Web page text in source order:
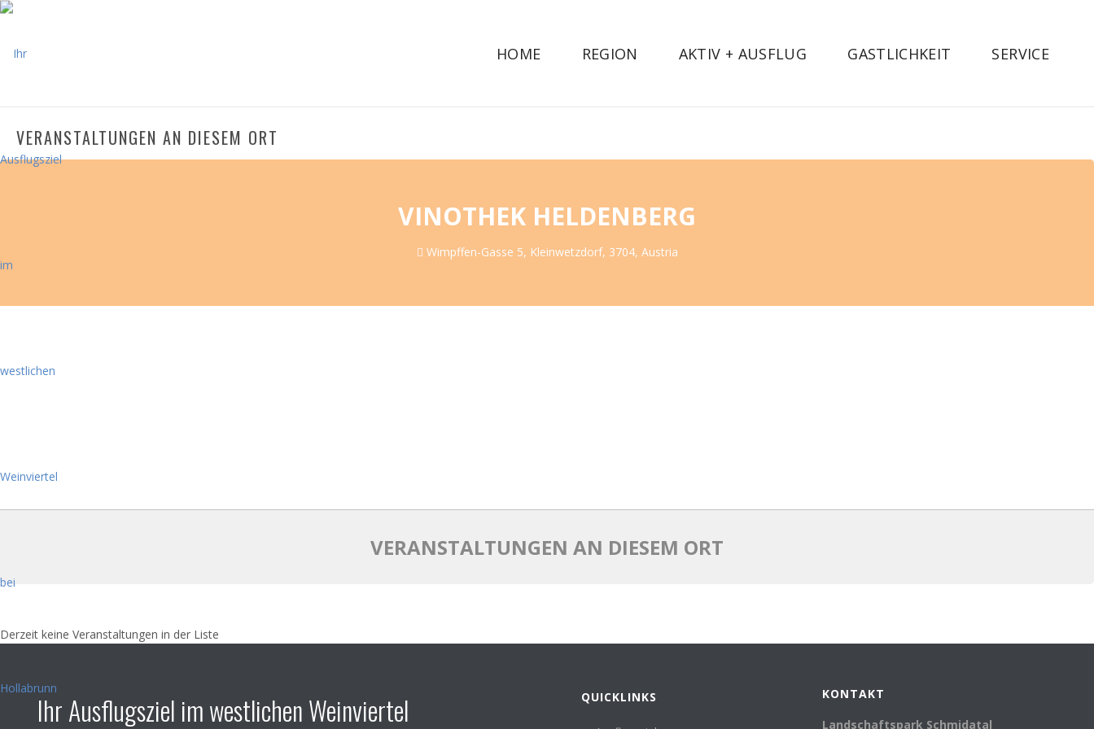
HOME REGION AKTIV + AUSFLUG GASTLICHKEIT SERVICE
VERANSTALTUNGEN AN DIESEM ORT
VINOTHEK HELDENBERG
Wimpffen-Gasse 5, Kleinwetzdorf, 3704, Austria
VERANSTALTUNGEN AN DIESEM ORT
Derzeit keine Veranstaltungen in der Liste
Ihr Ausflugsziel im westlichen Weinviertel QUICKLINKS
KONTAKT
Landschaftspark Schmidatal